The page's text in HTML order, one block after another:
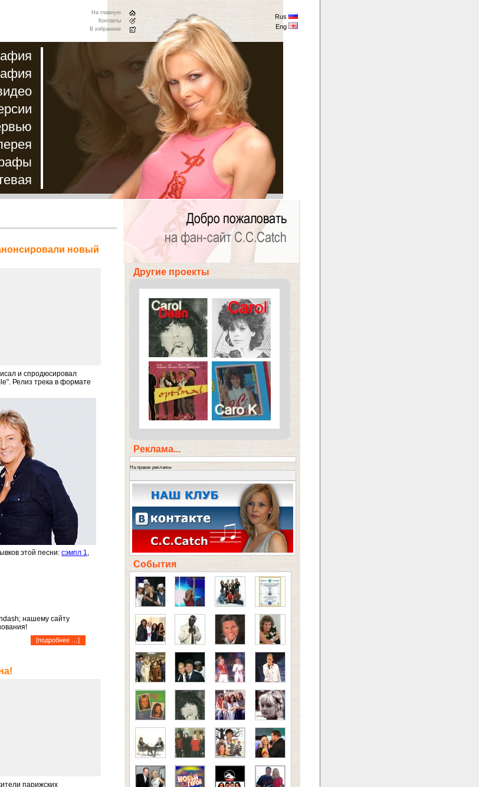
На главную
Контакты
В избранное
Rus
Eng
новый
и спродюсировал
Релиз трека в формате
этой песни: сэмпл 1,
нашему сайту
[подробнее …]
парижских
Другие проекты
Реклама...
На правах рекламы
События